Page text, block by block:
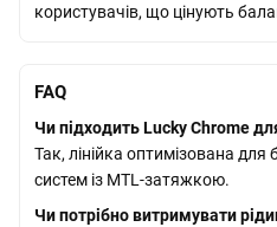
користувачів, що цінують
FAQ
Чи підходить Lucky Chrome
Так, лінійка оптимізована для
систем із MTL-затяжкою.
Чи потрібно витримувати